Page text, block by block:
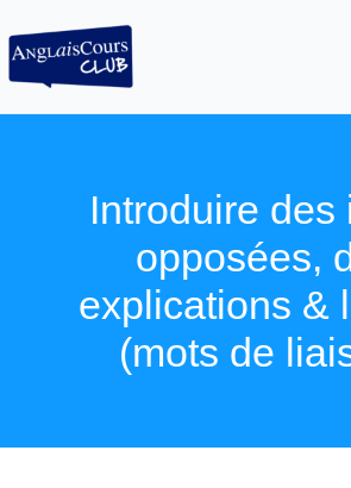
au
contenu
Introduire des
opposées,
explications &
(mots de